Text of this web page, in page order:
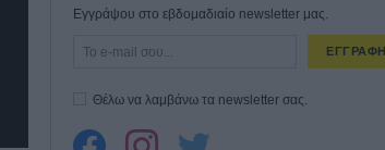
Εγγράψου στο εβδομαδιαίο newsletter μας.
ΕΓΓΡΑΦΗ
Θέλω να λαμβάνω τα newsletter σας.